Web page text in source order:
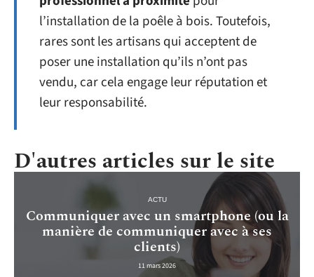
l’installation de la poêle à bois. Toutefois,
rares sont les artisans qui acceptent de
poser une installation qu’ils n’ont pas
vendu, car cela engage leur réputation et
leur responsabilité.
D'autres articles sur le site
ACTU
Communiquer avec un smartphone (ou la
manière de communiquer avec à ses
clients)
11 mars 2026